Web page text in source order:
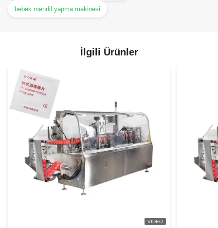
bebek mendil yapma makinesi
İlgili Ürünler
VIDEO